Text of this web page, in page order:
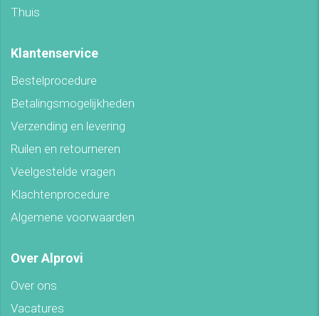
Thuis
Klantenservice
Bestelprocedure
Betalingsmogelijkheden
Verzending en levering
Ruilen en retourneren
Veelgestelde vragen
Klachtenprocedure
Algemene voorwaarden
Over Alprovi
Over ons
Vacatures